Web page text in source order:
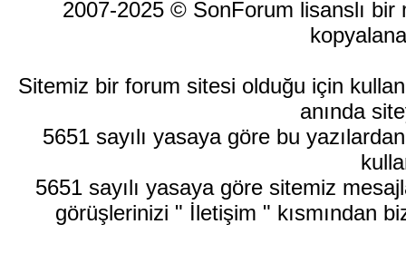
2007-2025 © SonForum lisanslı bir
Sitemiz bir forum sitesi olduğu için
anında
5651 sayılı yasaya göre bu
5651 sayılı yasaya göre sitemiz
görüşlerinizi " İletişim " kısmından